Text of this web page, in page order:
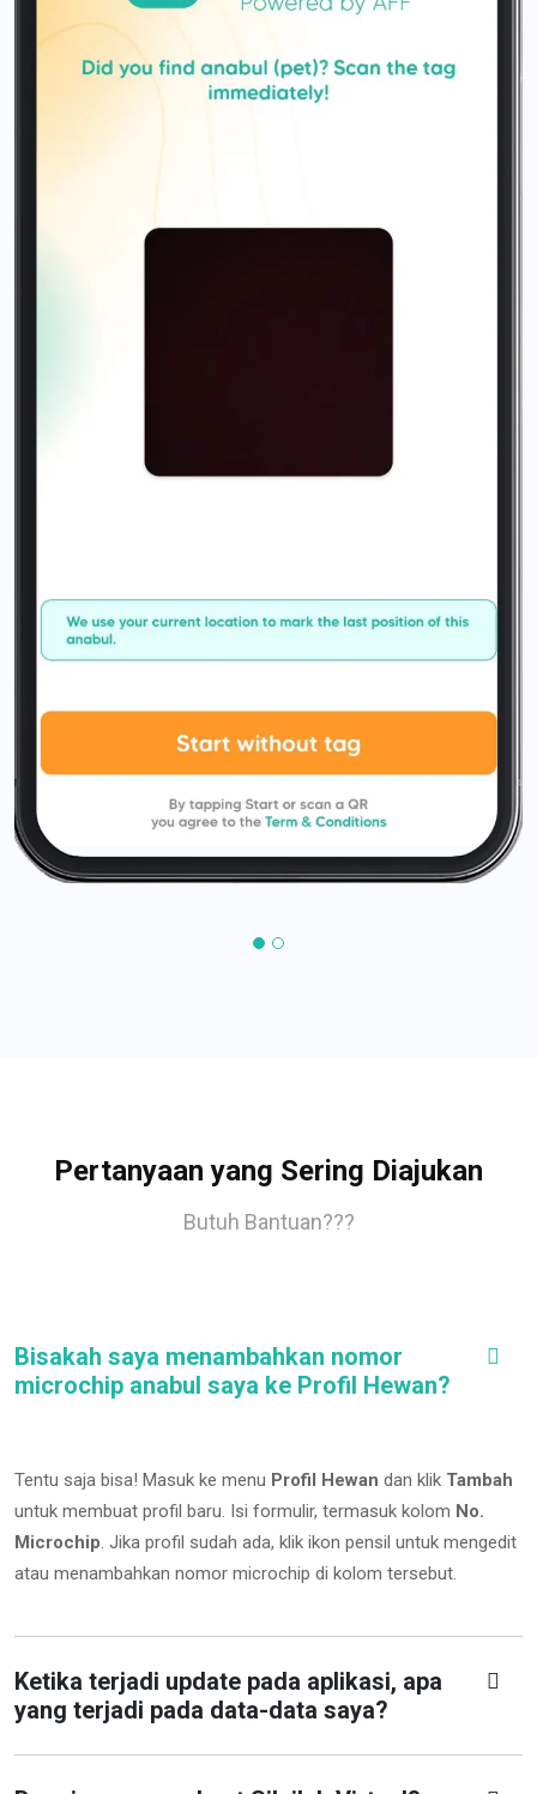
Pertanyaan yang Sering Diajukan
Butuh Bantuan???
Bisakah saya menambahkan nomor
microchip anabul saya ke Profil Hewan?
Tentu saja bisa! Masuk ke menu Profil Hewan dan klik Tambah
untuk membuat profil baru. Isi formulir, termasuk kolom No.
Microchip. Jika profil sudah ada, klik ikon pensil untuk mengedit
atau menambahkan nomor microchip di kolom tersebut.
Ketika terjadi update pada aplikasi, apa
yang terjadi pada data-data saya?